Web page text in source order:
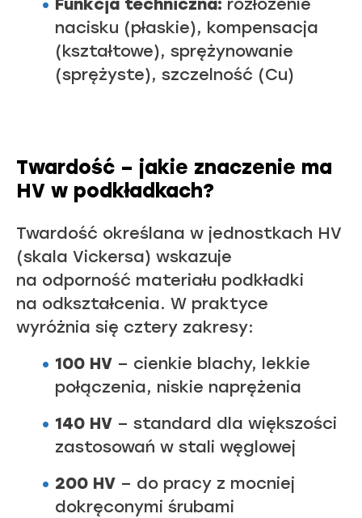
Funkcja techniczna: rozłożenie
nacisku (płaskie), kompensacja
(kształtowe), sprężynowanie
(sprężyste), szczelność (Cu)
Twardość – jakie znaczenie ma
HV w podkładkach?
Twardość określana w jednostkach HV
(skala Vickersa) wskazuje
na odporność materiału podkładki
na odkształcenia. W praktyce
wyróżnia się cztery zakresy:
100 HV – cienkie blachy, lekkie
połączenia, niskie naprężenia
140 HV – standard dla większości
zastosowań w stali węglowej
200 HV – do pracy z mocniej
dokręconymi śrubami